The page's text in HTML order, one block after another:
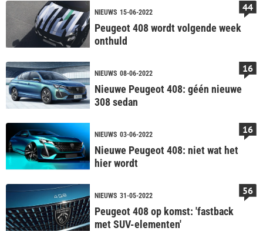
NIEUWS 15-06-2022
Peugeot 408 wordt volgende week
onthuld
44
NIEUWS 08-06-2022
Nieuwe Peugeot 408: géén nieuwe
308 sedan
16
NIEUWS 03-06-2022
Nieuwe Peugeot 408: niet wat het
hier wordt
16
NIEUWS 31-05-2022
Peugeot 408 op komst: 'fastback
met SUV-elementen'
56